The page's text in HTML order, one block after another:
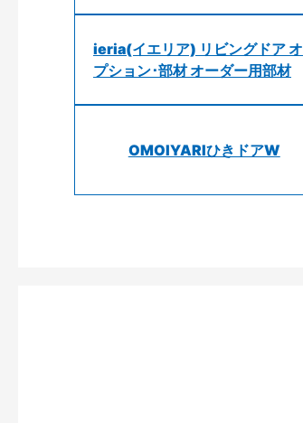
ieria(イエリア) リビングドア オ
プション･部材 オーダー用部材
OMOIYARIひきドアW